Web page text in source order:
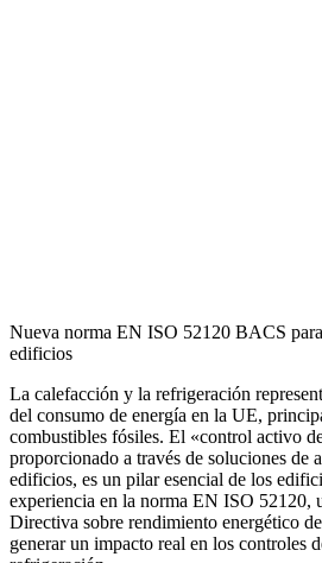
Nueva norma EN ISO 52120 BACS
edificios
La calefacción y la refrigeración
del consumo de energía en la UE,
combustibles fósiles. El «control activo
proporcionado a través de soluciones de
edificios, es un pilar esencial de los
experiencia en la norma EN ISO 52120,
Directiva sobre rendimiento energético
generar un impacto real en los controles